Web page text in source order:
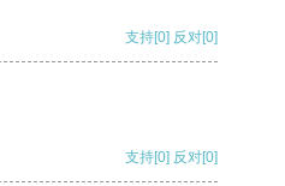
支持[0] 反对[0]
支持[0] 反对[0]